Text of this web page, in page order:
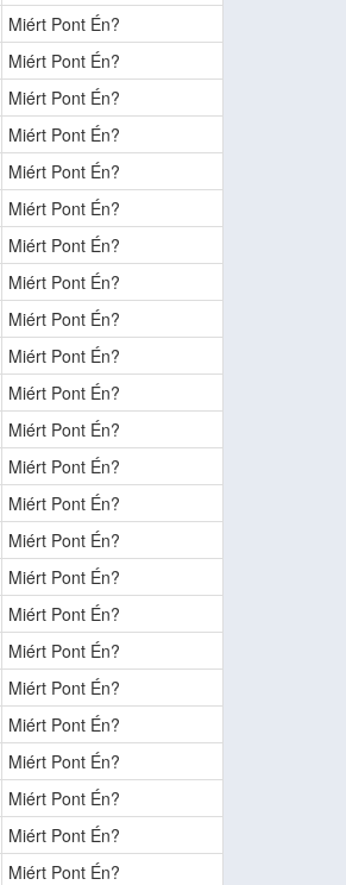
Miért Pont Én?
Miért Pont Én?
Miért Pont Én?
Miért Pont Én?
Miért Pont Én?
Miért Pont Én?
Miért Pont Én?
Miért Pont Én?
Miért Pont Én?
Miért Pont Én?
Miért Pont Én?
Miért Pont Én?
Miért Pont Én?
Miért Pont Én?
Miért Pont Én?
Miért Pont Én?
Miért Pont Én?
Miért Pont Én?
Miért Pont Én?
Miért Pont Én?
Miért Pont Én?
Miért Pont Én?
Miért Pont Én?
Miért Pont Én?